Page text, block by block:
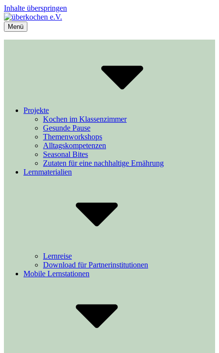
Inhalte überspringen
überkochen e.V.
Kochen und Lernen im Unterricht
Menü
Projekte
Kochen im Klassenzimmer
Gesunde Pause
Themenworkshops
Alltagskompetenzen
Seasonal Bites
Zutaten für eine nachhaltige Ernährung
Lernmaterialien
Lernreise
Download für Partnerinstitutionen
Mobile Lernstationen